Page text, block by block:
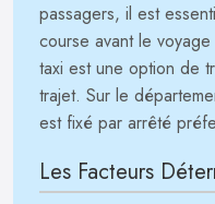
passagers, il est
course avant le
taxi est une option de
trajet. Sur le
est fixé par arrêté
Les Facteurs